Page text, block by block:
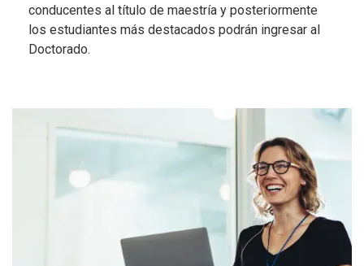
conducentes al título de maestría y posteriormente
los estudiantes más destacados podrán ingresar al
Doctorado.